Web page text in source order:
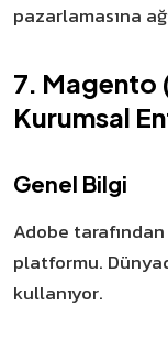
pazarlamasına
7. Magento
Kurumsal
Genel Bilgi
Adobe
platformu.
kullanıyor.